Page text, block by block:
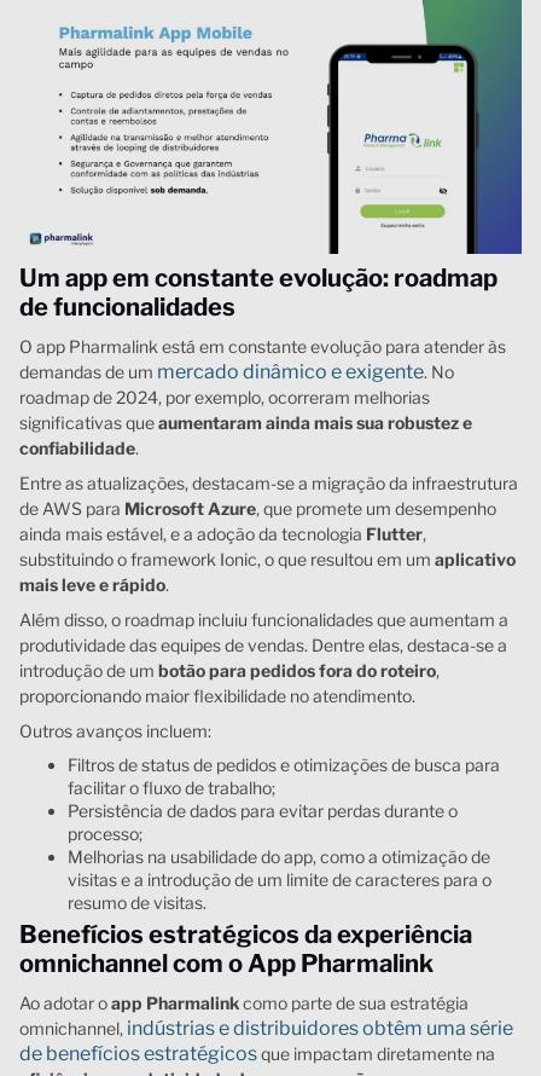
Um app em constante evolução: roadmap
de funcionalidades
O app Pharmalink está em constante evolução para atender às
demandas de um mercado dinâmico e exigente. No
roadmap de 2024, por exemplo, ocorreram melhorias
significativas queaumentaram ainda mais sua robustez e
confiabilidade.
Entre as atualizações, destacam-se a migração da infraestrutura
de AWS para Microsoft Azure, que promete um desempenho
ainda mais estável, e a adoção da tecnologia Flutter,
substituindo o framework Ionic, o que resultou em um aplicativo
mais leve e rápido.
Além disso, o roadmap incluiu funcionalidades que aumentam a
produtividade das equipes de vendas. Dentre elas, destaca-se a
introdução de um botão para pedidos fora do roteiro,
proporcionando maior flexibilidade no atendimento.
Outros avanços incluem:
Filtros de status de pedidos e otimizações de busca para
facilitar o fluxo de trabalho;
Persistência de dados para evitar perdas durante o
processo;
Melhorias na usabilidade do app, como a otimização de
visitas e a introdução de um limite de caracteres para o
resumo de visitas.
Benefícios estratégicos da experiência
omnichannel com o App Pharmalink
Ao adotar oapp Pharmalinkcomo parte de sua estratégia
omnichannel, indústrias e distribuidores obtêm uma série
de benefícios estratégicosque impactam diretamente na